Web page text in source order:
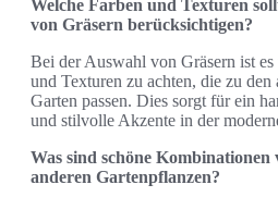
Welche Farben und Texturen
von Gräsern berücksichtigen?
Bei der Auswahl von Gräsern ist
und Texturen zu achten, die zu den
Garten passen. Dies sorgt für ein
und stilvolle Akzente in der
Was sind schöne
anderen Gartenpflanzen?